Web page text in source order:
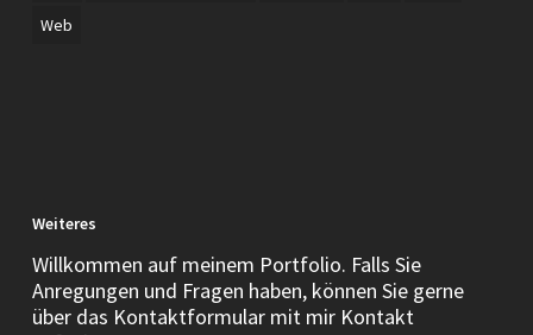
Web
Weiteres
Willkommen auf meinem Portfolio. Falls Sie
Anregungen und Fragen haben, können Sie gerne
über das Kontaktformular mit mir Kontakt